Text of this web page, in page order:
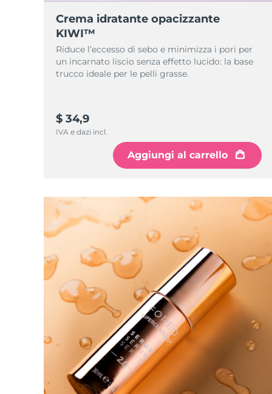
Crema idratante opacizzante
KIWI™
Riduce l’eccesso di sebo e minimizza i pori per
un incarnato liscio senza effetto lucido: la base
trucco ideale per le pelli grasse.
$ 34,9
IVA e dazi incl.
Aggiungi al carrello